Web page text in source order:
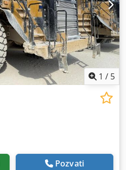
1 / 5
Pozvati